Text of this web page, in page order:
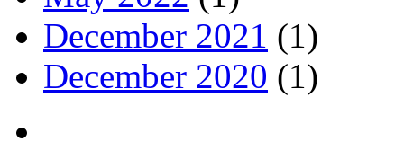
December 2021 (1)
December 2020 (1)